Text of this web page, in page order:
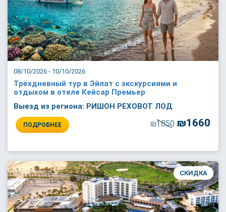
08/10/2026 - 10/10/2026
Трёхдневный тур в Эйлат с экскурсиями и
отдыхом в отеле Кейсар Премьер
Выезд из региона: РИШОН РЕХОВОТ ЛОД
ПОДРОБНЕЕ ₪1850 ₪1660
СКИДКА